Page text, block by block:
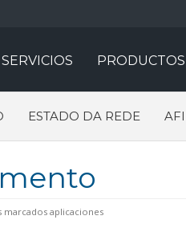
SERVICIOS PRODUCTOS
ESTADO DA REDE
marcados aplicaciones